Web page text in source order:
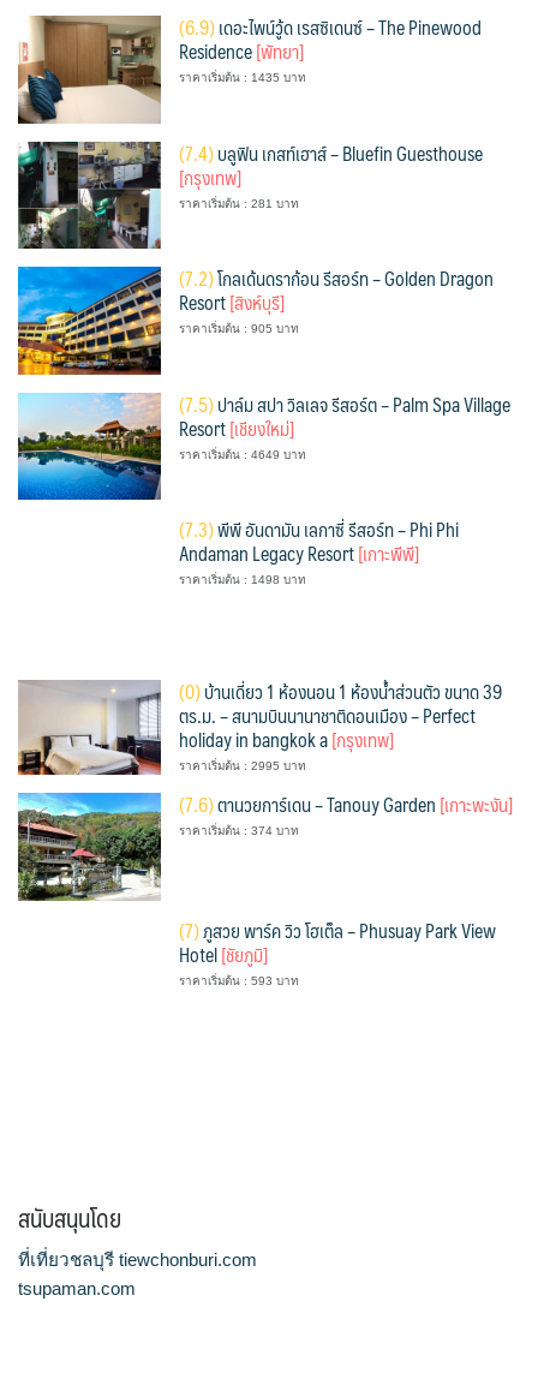
(6.9)เดอะไพน์วู้ด เรสซิเดนซ์ – The Pinewood
Residence[พัทยา]
ราคาเริ่มต้น : 1435 บาท
(7.4)บลูฟิน เกสท์เฮาส์ – Bluefin Guesthouse
[กรุงเทพ]
ราคาเริ่มต้น : 281 บาท
(7.2)โกลเด้นดราก้อน รีสอร์ท – Golden Dragon
Resort[สิงห์บุรี]
ราคาเริ่มต้น : 905 บาท
(7.5)ปาล์ม สปา วิลเลจ รีสอร์ต – Palm Spa Village
Resort[เชียงใหม่]
ราคาเริ่มต้น : 4649 บาท
(7.3)พีพี อันดามัน เลกาซี่ รีสอร์ท – Phi Phi
Andaman Legacy Resort[เกาะพีพี]
ราคาเริ่มต้น : 1498 บาท
(0)บ้านเดี่ยว 1 ห้องนอน 1 ห้องน้ำส่วนตัว ขนาด 39
ตร.ม. – สนามบินนานาชาติดอนเมือง – Perfect
holiday in bangkok a[กรุงเทพ]
ราคาเริ่มต้น : 2995 บาท
(7.6)ตานวยการ์เดน – Tanouy Garden[เกาะพะงัน]
ราคาเริ่มต้น : 374 บาท
(7)ภูสวย พาร์ค วิว โฮเต็ล – Phusuay Park View
Hotel[ชัยภูมิ]
ราคาเริ่มต้น : 593 บาท
สนับสนุนโดย
ที่เที่ยวชลบุรี tiewchonburi.com
tsupaman.com